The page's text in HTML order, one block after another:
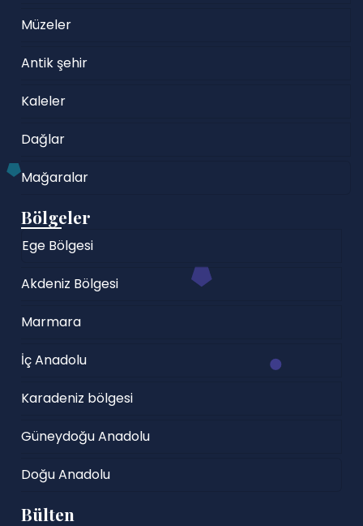
Müzeler
Antik şehir
Kaleler
Dağlar
Mağaralar
Bölgeler
Ege Bölgesi
Akdeniz Bölgesi
Marmara
İç Anadolu
Karadeniz bölgesi
Güneydoğu Anadolu
Doğu Anadolu
Bülten